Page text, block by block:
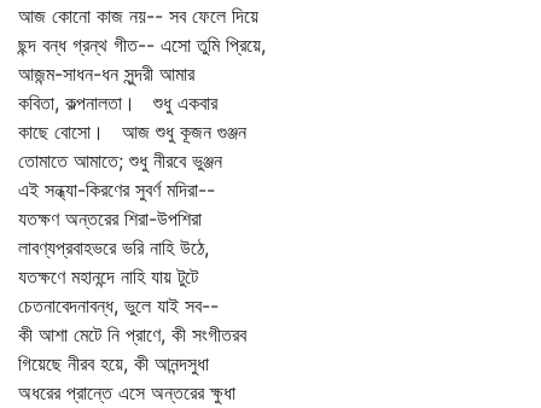
আজ কোনো কাজ নয়-- সব ফেলে দিয়ে
ছন্দ বন্ধ গ্রন্থ গীত-- এসো তুমি প্রিয়ে,
আজন্ম-সাধন-ধন সুন্দরী আমার
কবিতা, কল্পনালতা। শুধু একবার
কাছে বোসো। আজ শুধু কূজন গুঞ্জন
তোমাতে আমাতে; শুধু নীরবে ভুঞ্জন
এই সন্ধ্যা-কিরণের সুবর্ণ মদিরা--
যতক্ষণ অন্তরের শিরা-উপশিরা
লাবণ্যপ্রবাহভরে ভরি নাহি উঠে,
যতক্ষণে মহানন্দে নাহি যায় টুটে
চেতনাবেদনাবন্ধ, ভুলে যাই সব--
কী আশা মেটে নি প্রাণে, কী সংগীতরব
গিয়েছে নীরব হয়ে, কী আনন্দসুধা
অধরের প্রান্তে এসে অন্তরের ক্ষুধা